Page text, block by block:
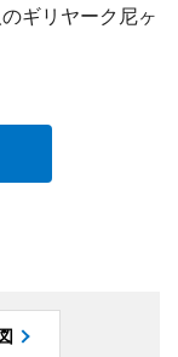
ギリヤーク尼ヶ